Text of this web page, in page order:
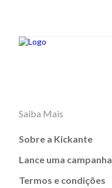
Saiba Mais
Sobre a Kickante
Lance uma campanha
Termos e condições